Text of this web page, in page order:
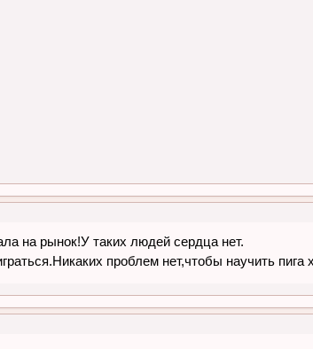
на рынок!У таких людей сердца нет.
проблем нет,чтобы научить пига